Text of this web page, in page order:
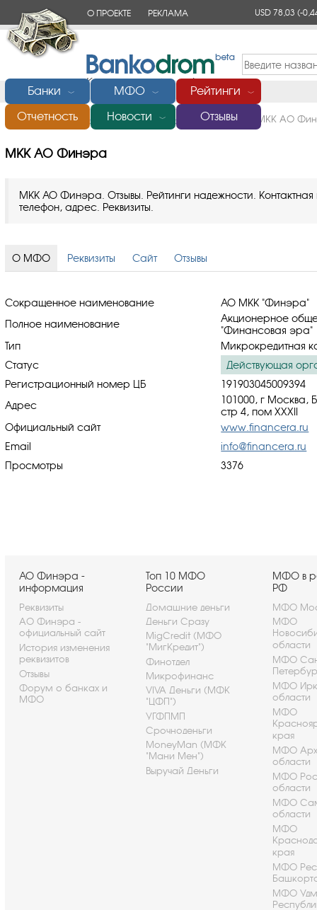
О ПРОЕКТЕ РЕКЛАМА USD 78,03(-
Банки ﹀ МФО ﹀ Рейтинги ﹀
Отчетность Новости ﹀ Отзывы
Главная/Микрофинансовые организации (МФО) МКК АО
МКК АО Финэра
МКК АО Финэра. Отзывы. Рейтинги надежности.
телефон, адрес. Реквизиты.
О МФО Реквизиты Сайт Отзывы
Сокращенное наименование
АО МКК "Финэра"
Полное наименование
Акционерное
"Финансовая эра"
Тип
Микрокредитная
Статус
Действующая
Регистрационный номер ЦБ
191903045009394
Адрес
101000, г Москва,
стр 4, пом XXXII
Официальный сайт
www.financera.ru
Email
info@financera.ru
Просмотры
3376
АО Финэра -
информация
Реквизиты
АО Финэра -
официальный сайт
История изменения
реквизитов
Отзывы
Форум о банках и
МФО
Топ 10 МФО
России
Домашние деньги
Деньги Сразу
MigCredit (МФО
"МигКредит")
Финотдел
Микрофинанс
VIVA Деньги (МФК
"ЦФП")
УГФПМП
Срочноденьги
MoneyMan (МФК
"Мани Мен")
Выручай Деньги
МФО в
РФ
МФО
МФО
области
МФО
МФО
области
МФО
края
МФО
области
МФО
области
МФО
области
МФО
края
МФО
МФО